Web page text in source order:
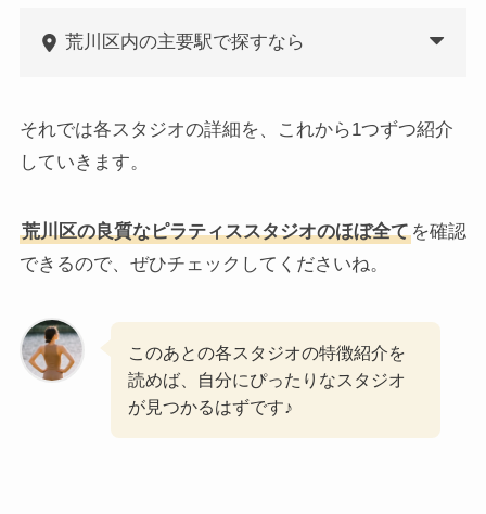
荒川区内の主要駅で探すなら
それでは各スタジオの詳細を、これから1つずつ紹介
していきます。
荒川区の良質なピラティススタジオのほぼ全てを確認
できるので、ぜひチェックしてくださいね。
このあとの各スタジオの特徴紹介を
読めば、自分にぴったりなスタジオ
が見つかるはずです♪